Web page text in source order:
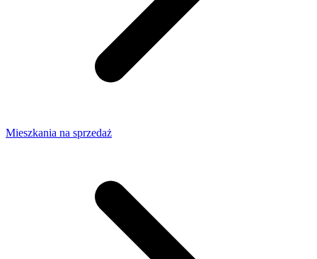
Mieszkania na sprzedaż